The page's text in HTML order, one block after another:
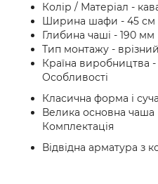
Колір / Матеріал -
Ширина шафи - 45 см
Глибина чаші - 190 мм
Тип монтажу - врізний
Країна виробництва
Особливості
Класична форма і
Велика основна чаша
Комплектація
Відвідна арматура з